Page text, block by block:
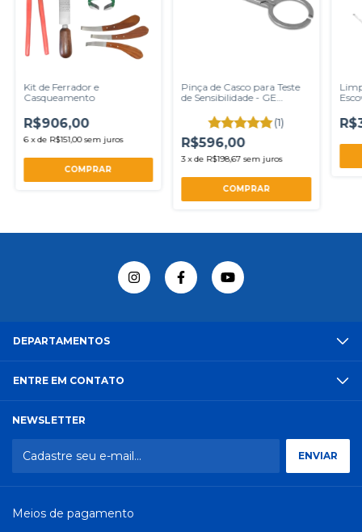
Kit de Ferrador e
Casqueamento
R$906,00
6 xde R$151,00 sem juros
Pinça de Casco para Teste
de Sensibilidade - GE
(1)
R$596,00
3 xde R$198,67 sem juros
DEPARTAMENTOS
ENTRE EM CONTATO
NEWSLETTER
Meios de pagamento